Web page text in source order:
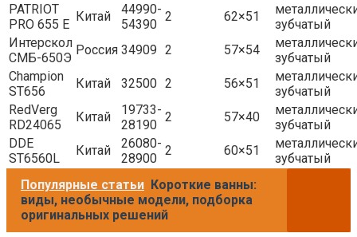
PATRIOT
PRO 655 E
Китай
44990-
54390
2 62×51
зубчатый
Интерскол
СМБ-650Э
Россия 34909 2 57×54
зубчатый
Champion
ST656
Китай 32500 2 56×51
зубчатый
RedVerg
RD24065
Китай
19733-
28190
2 57×40
зубчатый
DDE
ST6560L
Китай
26080-
28900
2 60×51
зубчатый
Популярные статьи Короткие ванны:
виды, необычные модели, подборка
оригинальных решений